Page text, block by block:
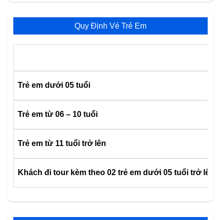
Quy Định Vé Trẻ Em
Trẻ em dưới 05 tuổi
Trẻ em từ 06 – 10 tuổi
Trẻ em từ 11 tuổi trở lên
Khách đi tour kèm theo 02 trẻ em dưới 05 tuổi trở lên